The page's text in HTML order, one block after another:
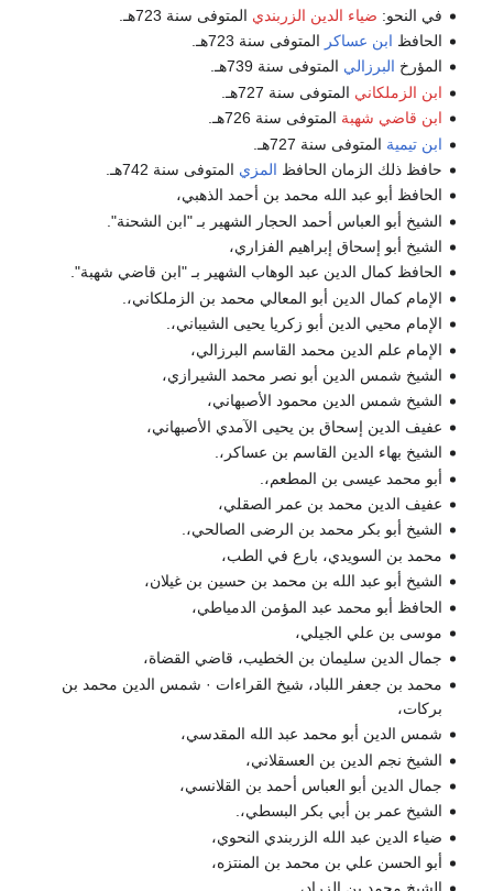
في النحو: ضياء الدين الزربندي المتوفى سنة 723هـ.
الحافظ ابن عساكر المتوفى سنة 723هـ.
المؤرخ البرزالي المتوفى سنة 739هـ.
ابن الزملكاني المتوفى سنة 727هـ.
ابن قاضي شهبة المتوفى سنة 726هـ.
ابن تيمية المتوفى سنة 727هـ.
حافظ ذلك الزمان الحافظ المزي المتوفى سنة 742هـ.
الحافظ أبو عبد الله محمد بن أحمد الذهبي،
الشيخ أبو العباس أحمد الحجار الشهير بـ "ابن الشحنة".
الشيخ أبو إسحاق إبراهيم الفزاري،
الحافظ كمال الدين عبد الوهاب الشهير بـ "ابن قاضي شهبة".
الإمام كمال الدين أبو المعالي محمد بن الزملكاني،.
الإمام محيي الدين أبو زكريا يحيى الشيباني،.
الإمام علم الدين محمد القاسم البرزالي،
الشيخ شمس الدين أبو نصر محمد الشيرازي،
الشيخ شمس الدين محمود الأصبهاني،
عفيف الدين إسحاق بن يحيى الآمدي الأصبهاني،
الشيخ بهاء الدين القاسم بن عساكر،.
أبو محمد عيسى بن المطعم،.
عفيف الدين محمد بن عمر الصقلي،
الشيخ أبو بكر محمد بن الرضى الصالحي،.
محمد بن السويدي، بارع في الطب،
الشيخ أبو عبد الله بن محمد بن حسين بن غيلان،
الحافظ أبو محمد عبد المؤمن الدمياطي،
موسى بن علي الجيلي،
جمال الدين سليمان بن الخطيب، قاضي القضاة،
محمد بن جعفر اللباد، شيخ القراءات · شمس الدين محمد بن
بركات،
شمس الدين أبو محمد عبد الله المقدسي،
الشيخ نجم الدين بن العسقلاني،
جمال الدين أبو العباس أحمد بن القلانسي،
الشيخ عمر بن أبي بكر البسطي،.
ضياء الدين عبد الله الزربندي النحوي،
أبو الحسن علي بن محمد بن المنتزه،